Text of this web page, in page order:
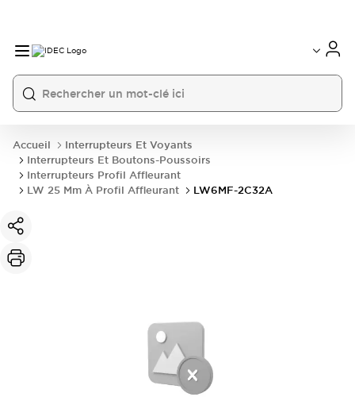
Accueil
Interrupteurs Et Voyants
Interrupteurs Et Boutons-Poussoirs
Interrupteurs Profil Affleurant
LW 25 Mm À Profil Affleurant
LW6MF-2C32A